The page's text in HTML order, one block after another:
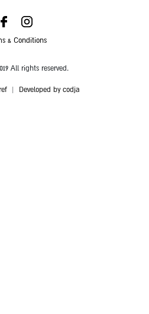
& Conditions
All rights reserved.
Developed by codja